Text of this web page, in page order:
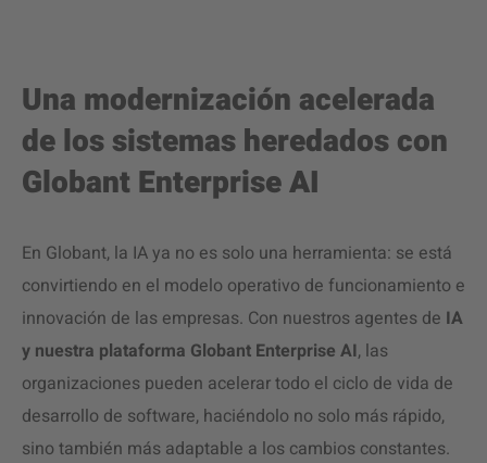
Una modernización acelerada
de los sistemas heredados con
Globant Enterprise AI
En Globant, la IA ya no es solo una herramienta: se está
convirtiendo en el modelo operativo de funcionamiento e
innovación de las empresas. Con nuestros agentes de IA
y nuestra plataforma Globant Enterprise AI, las
organizaciones pueden acelerar todo el ciclo de vida de
desarrollo de software, haciéndolo no solo más rápido,
sino también más adaptable a los cambios constantes.